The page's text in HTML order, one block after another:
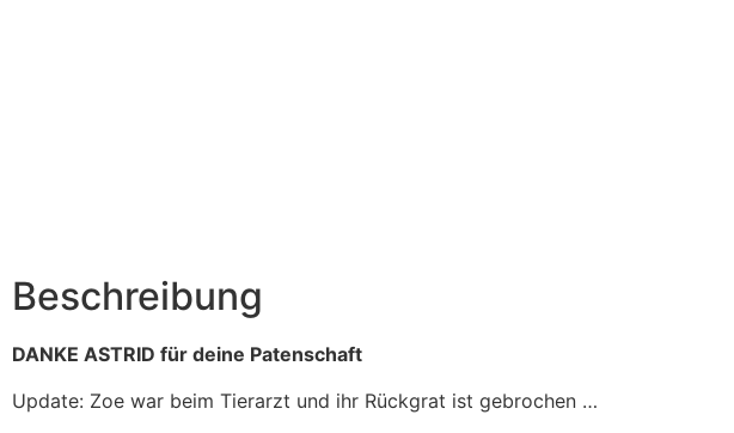
Beschreibung
DANKE ASTRID für deine Patenschaft
Update: Zoe war beim Tierarzt und ihr Rückgrat ist gebrochen …